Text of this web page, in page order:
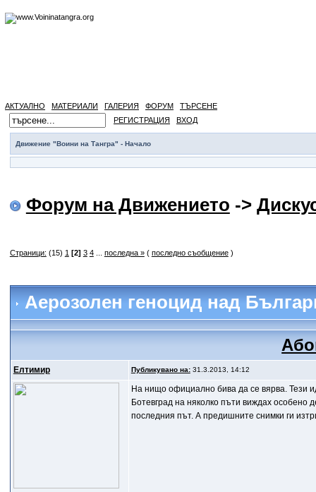
АКТУАЛНО МАТЕРИАЛИ ГАЛЕРИЯ ФОРУМ
ТЪРСЕНЕ
РЕГИСТРАЦИЯ
ВХОД
Движение "Воини на Тангра" - Начало
Форум на Движението ->
Страници: (15) 1 [2] 3 4... последна »( последно съобщение)
Аерозолен геноцид над
Елтимир Публикувано на:31.3.2013, 14:12
На нищо официално бива да се вярва. Тези
Ботевград на няколко пъти виждах
последния път. А предишните снимки ги